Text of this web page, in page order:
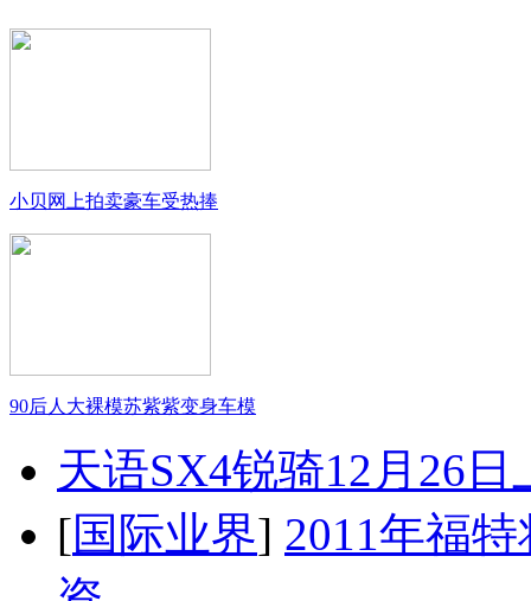
小贝网上拍卖豪车受热捧
90后人大裸模苏紫紫变身车模
天语SX4锐骑12月26
[国际业界] 2011年福